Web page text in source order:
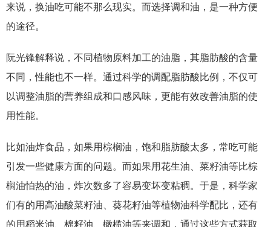
来说，换油吃可能不那么现实。而选择调和油，是一种方便
的途径。
阮光锋解释说，不同植物原料加工的油脂，其脂肪酸的含量
不同，性能也不一样。通过科学的调配脂肪酸比例，不仅可
以调整油脂的营养组成和口感风味，更能有效改善油脂的使
用性能。
比如油炸食品，如果用棕榈油，饱和脂肪酸太多，常吃可能
引发一些健康方面的问题。而如果用花生油、菜籽油等比棕
榈油怕热的油，炸次数多了容易变坏变粘稠。于是，科学家
们有的用高油酸菜籽油、葵花籽油等植物油科学配比，还有
的用稻米油、棉籽油、橄榄油等来调和，通过这些方式获取